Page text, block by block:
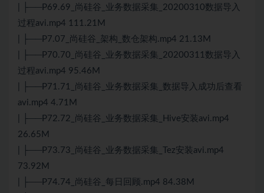
| ├──P69.69_尚硅谷_业务数据采集_20200310数据导入
过程avi.mp4 111.21M
| ├──P7.07_尚硅谷_架构_数仓架构.mp4 21.13M
| ├──P70.70_尚硅谷_业务数据采集_20200311数据导入
过程avi.mp4 95.46M
| ├──P71.71_尚硅谷_业务数据采集_数据导入成功后查看
avi.mp4 4.71M
| ├──P72.72_尚硅谷_业务数据采集_Hive安装avi.mp4
26.65M
| ├──P73.73_尚硅谷_业务数据采集_Tez安装avi.mp4
73.92M
| ├──P74.74_尚硅谷_每日回顾.mp4 84.38M